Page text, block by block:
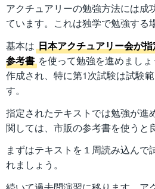
アクチュアリーの勉強方法には成
ています。これは独学で勉強する
基本は 日本アクチュアリー会が
参考書 を使って勉強を進めまし
作成され、特に第1次試験は試験
す。
指定されたテキストでは勉強が進
関しては、市販の参考書を使うと
まずはテキストを１周読み込んで
れましょう。